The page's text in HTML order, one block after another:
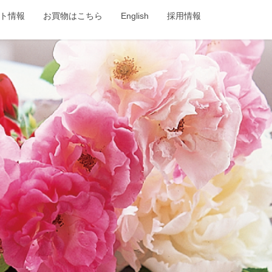
情報 お買物はこちら English 採用情報